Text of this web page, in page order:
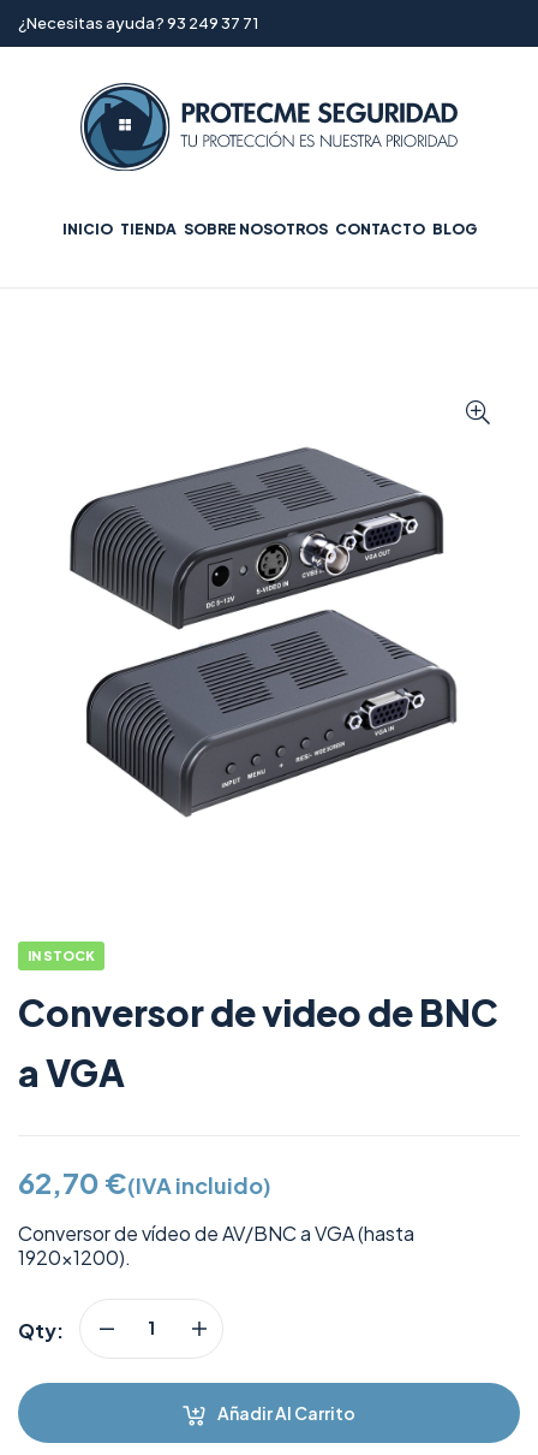
¿Necesitas ayuda? 93 249 37 71
INICIO TIENDA SOBRE NOSOTROS CONTACTO BLOG
IN STOCK
Conversor de video de BNC
a VGA
62,70 €(IVA incluido)
Conversor de vídeo de AV/BNC a VGA (hasta
1920×1200).
Qty:
Añadir Al Carrito